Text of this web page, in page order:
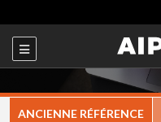
ANCIENNE RÉFÉRENCE